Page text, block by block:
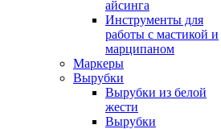
айсинга
Инструменты для
работы с мастикой и
марципаном
Маркеры
Вырубки
Вырубки из белой
жести
Вырубки